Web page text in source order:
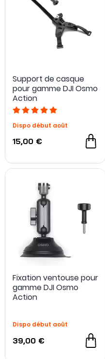
Support de casque
pour gamme DJI Osmo
Action
Dispo début août
15,00 €
Fixation ventouse pour
gamme DJI Osmo
Action
Dispo début août
39,00 €